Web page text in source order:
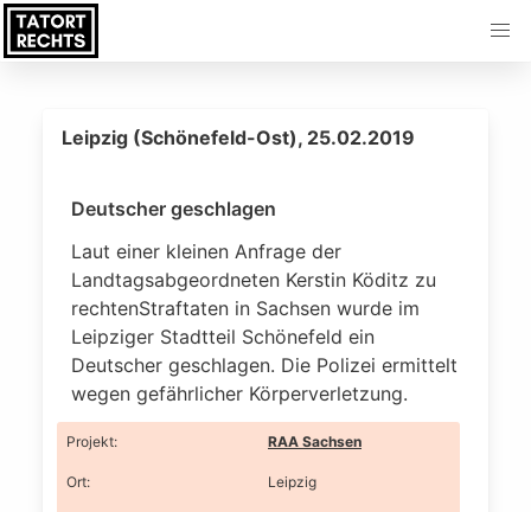
Leipzig (Schönefeld-Ost), 25.02.2019
Deutscher geschlagen
Laut einer kleinen Anfrage der
Landtagsabgeordneten Kerstin Köditz zu
rechtenStraftaten in Sachsen wurde im
Leipziger Stadtteil Schönefeld ein
Deutscher geschlagen. Die Polizei ermittelt
wegen gefährlicher Körperverletzung.
Projekt: RAA Sachsen
Ort: Leipzig